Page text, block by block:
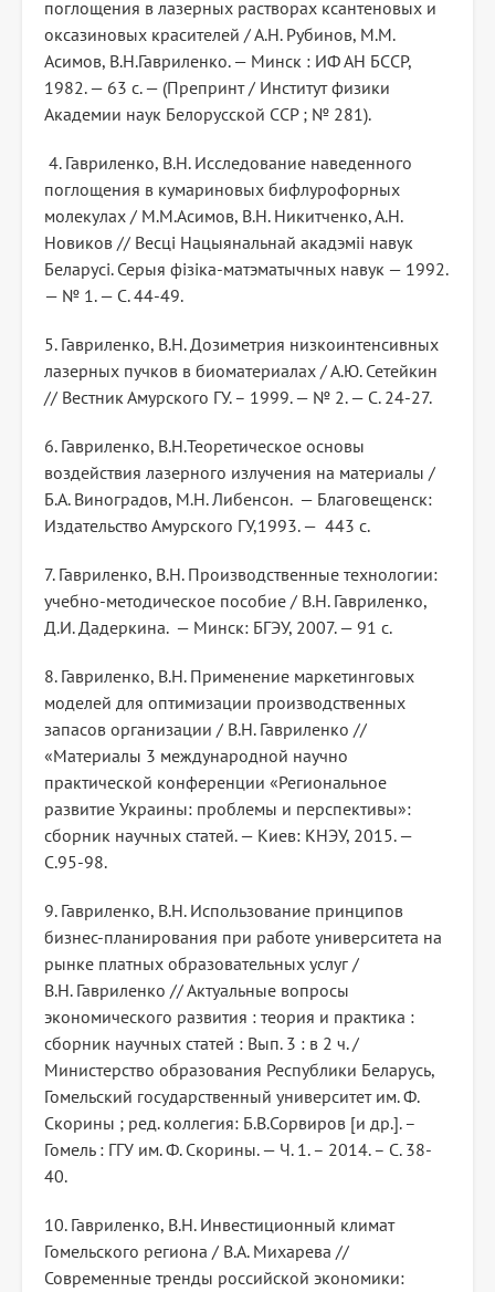
поглощения в лазерных растворах ксантеновых и
оксазиновых красителей / А.Н. Рубинов, М.М.
Асимов, В.Н.Гавриленко. — Минск : ИФ АН БССР,
1982. — 63 с. — (Препринт / Институт физики
Академии наук Белорусской ССР ; № 281).
4. Гавриленко, В.Н. Исследование наведенного
поглощения в кумариновых бифлурофорных
молекулах / М.М.Асимов, В.Н. Никитченко, А.Н.
Новиков // Весці Нацыянальнай акадэміі навук
Беларусі. Серыя фізіка-матэматычных навук — 1992.
— № 1. — С. 44-49.
5. Гавриленко, В.Н. Дозиметрия низкоинтенсивных
лазерных пучков в биоматериалах / А.Ю. Сетейкин
// Вестник Амурского ГУ. – 1999. — № 2. — С. 24-27.
6. Гавриленко, В.Н.Теоретическое основы
воздействия лазерного излучения на материалы /
Б.А. Виноградов, М.Н. Либенсон. — Благовещенск:
Издательство Амурского ГУ,1993. — 443 с.
7. Гавриленко, В.Н. Производственные технологии:
учебно-методическое пособие / В.Н. Гавриленко,
Д.И. Дадеркина. — Минск: БГЭУ, 2007. — 91 с.
8. Гавриленко, В.Н. Применение маркетинговых
моделей для оптимизации производственных
запасов организации / В.Н. Гавриленко //
«Материалы 3 международной научно
практической конференции «Региональное
развитие Украины: проблемы и перспективы»:
сборник научных статей. — Киев: КНЭУ, 2015. —
С.95-98.
9. Гавриленко, В.Н. Использование принципов
бизнес-планирования при работе университета на
рынке платных образовательных услуг /
В.Н. Гавриленко // Актуальные вопросы
экономического развития : теория и практика :
сборник научных статей : Вып. 3 : в 2 ч. /
Министерство образования Республики Беларусь,
Гомельский государственный университет им. Ф.
Скорины ; ред. коллегия: Б.В.Сорвиров [и др.]. –
Гомель : ГГУ им. Ф. Скорины. — Ч. 1. – 2014. – С. 38-
40.
10. Гавриленко, В.Н. Инвестиционный климат
Гомельского региона / В.А. Михарева //
Современные тренды российской экономики: